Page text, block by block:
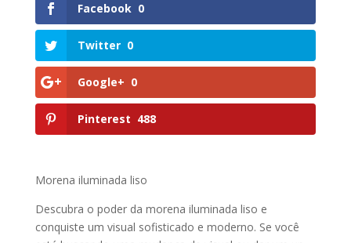
Facebook 0
Twitter 0
Google+ 0
Pinterest 488
Morena iluminada liso
Descubra o poder da morena iluminada liso e
conquiste um visual sofisticado e moderno. Se você